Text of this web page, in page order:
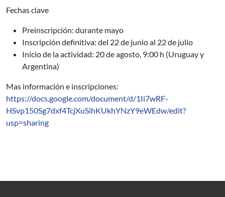
Fechas clave
Preinscripción: durante mayo
Inscripción definitiva: del 22 de junio al 22 de julio
Inicio de la actividad: 20 de agosto, 9:00 h (Uruguay y
Argentina)
Mas información e inscripciones:
https://docs.google.com/document/d/1Ii7wRF-
HSvp150Sg7dxf4TcjXuSihKUkhYNzY9eWEdw/edit?
usp=sharing